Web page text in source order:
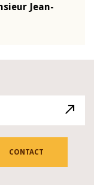
Jean-
CONTACT